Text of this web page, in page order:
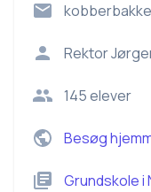
Rektor
145elever
Besøg
Grundskolei